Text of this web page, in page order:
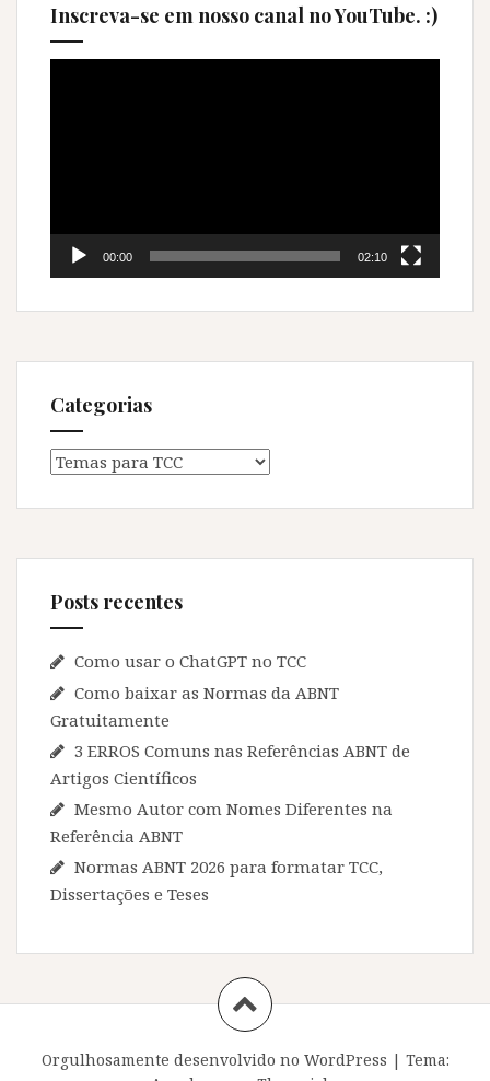
Inscreva-se em nosso canal no YouTube. :)
00:00 02:10
Categorias
Categorias
Posts recentes
Como usar o ChatGPT no TCC
Como baixar as Normas da ABNT
Gratuitamente
3 ERROS Comuns nas Referências ABNT de
Artigos Científicos
Mesmo Autor com Nomes Diferentes na
Referência ABNT
Normas ABNT 2026 para formatar TCC,
Dissertações e Teses
Orgulhosamente desenvolvido no WordPress | Tema: